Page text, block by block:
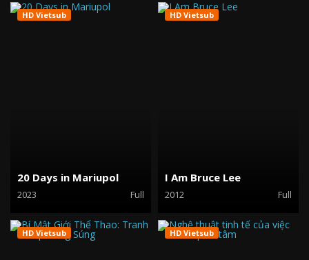
20 Days in Mariupol
2023 Full
HD Vietsub
I Am Bruce Lee
2012 Full
HD Vietsub
HD Vietsub HD Vietsub